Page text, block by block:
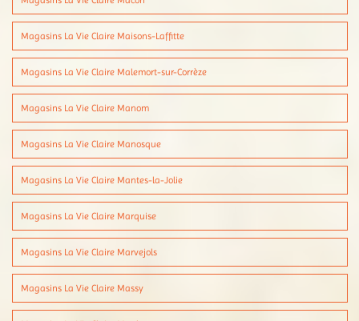
Magasins La Vie Claire Maisons-Laffitte
Magasins La Vie Claire Malemort-sur-Corrèze
Magasins La Vie Claire Manom
Magasins La Vie Claire Manosque
Magasins La Vie Claire Mantes-la-Jolie
Magasins La Vie Claire Marquise
Magasins La Vie Claire Marvejols
Magasins La Vie Claire Massy